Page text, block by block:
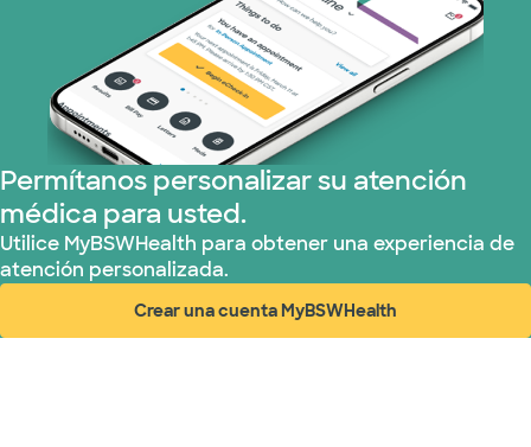
Permítanos personalizar su atención
médica para usted.
Utilice MyBSWHealth para obtener una experiencia de
atención personalizada.
Crear una cuenta MyBSWHealth
(abre en ventana nueva)